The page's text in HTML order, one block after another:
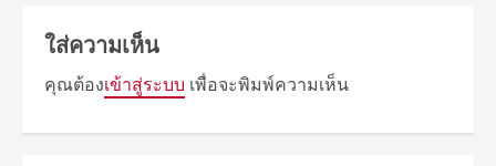
ใส่ความเห็น
คุณต้องเข้าสู่ระบบ เพื่อจะพิมพ์ความเห็น